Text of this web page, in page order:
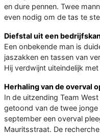
en dure pennen. Twee
even nodig om de tas te
Diefstal uit een
Een onbekende man is
jaszakken en tassen van
Hij verdwijnt uiteindelijk
Herhaling van de overval
In de uitzending Team
getoond van de twee
september een overval
Mauritsstraat. De